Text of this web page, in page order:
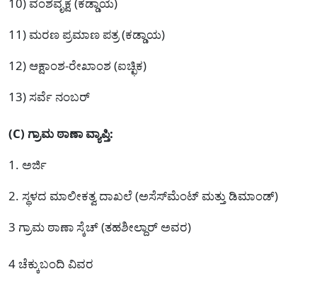
11) ಮರಣ ಪ್ರಮಾಣ ಪತ್ರ (ಕಡ್ಡಾಯ)
12) ಆಕ್ಷಾಂಶ-ರೇಖಾಂಶ (ಐಚ್ಛಿಕ)
13) ಸರ್ವೆ ನಂಬರ್
(C) ಗ್ರಾಮ ಠಾಣಾ ವ್ಯಾಪ್ತಿ:
1. ಅರ್ಜಿ
2. ಸ್ಥಳದ ಮಾಲೀಕತ್ವ ದಾಖಲೆ (ಅಸೆಸ್‌ಮೆಂಟ್ ಮತ್ತು ಡಿಮಾಂಡ್)
3 ಗ್ರಾಮ ಠಾಣಾ ಸ್ಕೆಚ್ (ತಹಶೀಲ್ದಾರ್ ಅವರ)
4 ಚೆಕ್ಕುಬಂದಿ ವಿವರ